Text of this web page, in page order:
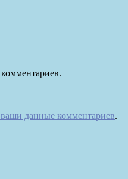
данные комментариев.